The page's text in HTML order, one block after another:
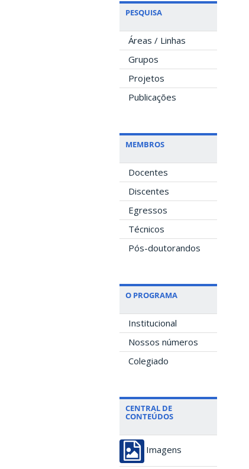
PESQUISA
Áreas / Linhas
Grupos
Projetos
Publicações
MEMBROS
Docentes
Discentes
Egressos
Técnicos
Pós-doutorandos
O PROGRAMA
Institucional
Nossos números
Colegiado
CENTRAL DE
CONTEÚDOS
Imagens